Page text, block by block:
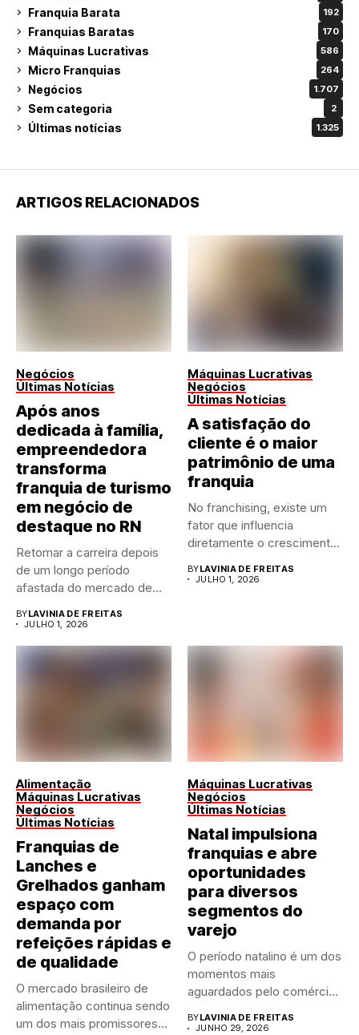
Franquia Barata 192
Franquias Baratas 170
Máquinas Lucrativas 586
Micro Franquias 264
Negócios 1.707
Sem categoria 2
Últimas notícias 1.325
ARTIGOS RELACIONADOS
Negócios
Últimas Notícias
Após anos
dedicada à família,
empreendedora
transforma
franquia de turismo
em negócio de
destaque no RN
Retomar a carreira depois
de um longo período
afastada do mercado de...
BYLAVINIA DE FREITAS
JULHO 1, 2026
Máquinas Lucrativas
Negócios
Últimas Notícias
A satisfação do
cliente é o maior
patrimônio de uma
franquia
No franchising, existe um
fator que influencia
diretamente o crescimento
BYLAVINIA DE FREITAS
JULHO 1, 2026
Alimentação
Máquinas Lucrativas
Negócios
Últimas Notícias
Franquias de
Lanches e
Grelhados ganham
espaço com
demanda por
refeições rápidas e
de qualidade
O mercado brasileiro de
alimentação continua sendo
um dos mais promissores
Máquinas Lucrativas
Negócios
Últimas Notícias
Natal impulsiona
franquias e abre
oportunidades
para diversos
segmentos do
varejo
O período natalino é um dos
momentos mais
aguardados pelo comércio
BYLAVINIA DE FREITAS
JUNHO 29, 2026